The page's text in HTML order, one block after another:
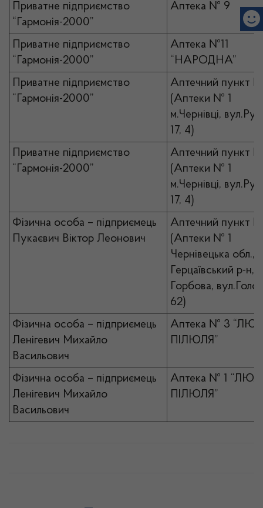
Приватне підприємство
“Гармонія-2000”
Аптека № 9
Приватне підприємство
“Гармонія-2000”
Аптека №11
“НАРОДНА”
Приватне підприємство
“Гармонія-2000”
Аптечний пункт
(Аптеки № 1
м.Чернівці,
17, 4)
Приватне підприємство
“Гармонія-2000”
Аптечний пункт
(Аптеки № 1
м.Чернівці,
17, 4)
Фізична особа – підприємець
Пукаєвич Віктор Леонович
Аптечний пункт
(Аптеки № 1
Чернівецька обл.,
Герцаївський р-н,
Горбова,
62)
Фізична особа – підприємець
Ленігевич Михайло
Васильович
Аптека № 3
ПІЛЮЛЯ”
Фізична особа – підприємець
Ленігевич Михайло
Васильович
Аптека № 1
ПІЛЮЛЯ”